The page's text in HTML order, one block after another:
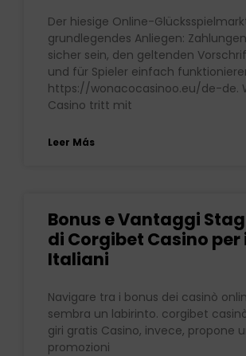
Der hiesige Online-
grundlegendes Anliegen:
sicher sein, den geltenden
und für Spieler einfach
https://wonacocasinoo.eu/de-de.
Casino tritt mit
Leer Más
Bonus e Vantaggi
di Corgibet Casino
Italiani
Navigare tra i bonus dei casinò
sembra un labirinto. corgibet
giri gratis Casino, invece, propone
promozioni